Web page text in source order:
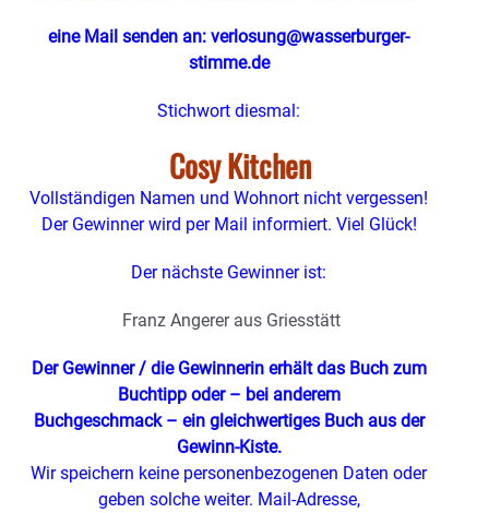
eine Mail senden an: verlosung@wasserburger-
stimme.de
Stichwort diesmal:
Cosy Kitchen
Vollständigen Namen und Wohnort nicht vergessen!
Der Gewinner wird per Mail informiert. Viel Glück!
Der nächste Gewinner ist:
Franz Angerer aus Griesstätt
Der Gewinner / die Gewinnerin erhält das Buch zum
Buchtipp oder – bei anderem
Buchgeschmack – ein gleichwertiges Buch aus der
Gewinn-Kiste.
Wir speichern keine personenbezogenen Daten oder
geben solche weiter. Mail-Adresse,